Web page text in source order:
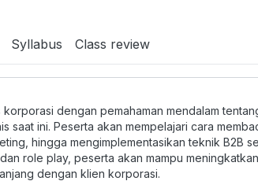
Syllabus Class review
dengan pemahaman mendalam
saat ini. Peserta akan mempelajari cara
hingga mengimplementasikan teknik B2B
role play, peserta akan mampu
dengan klien korporasi.